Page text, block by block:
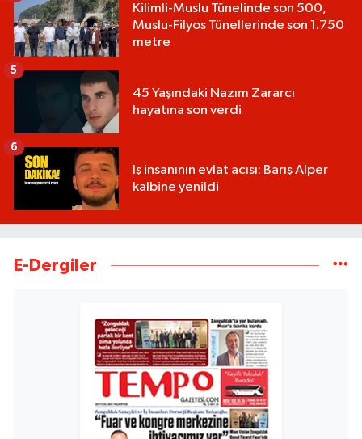
Kilimli-Muslu Tünelinde son 500,
Muslu-Filyos Tünellerinde son 1.750
metre
45 Yaşındaki Nazım Zararcı
hayatına son verdi
5
İş insanının evlat acısı: Barış Alper
kalbine yenildi
6
E-Dergiler